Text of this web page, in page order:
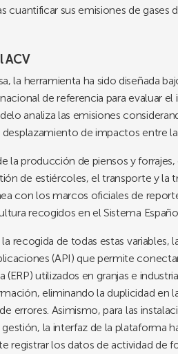
cuantificar sus emisiones de gases
ACV
la herramienta ha sido diseñada
de referencia para evaluar
analiza las emisiones
de impactos entre
la producción de piensos y
de estiércoles, el transporte y la
con los marcos oficiales de
recogidos en el Sistema
recogida de todas estas variables,
(API) que permite
utilizados en granjas e
eliminando la duplicidad en
errores. Asimismo, para las
la interfaz de la plataforma
registrar los datos de actividad de